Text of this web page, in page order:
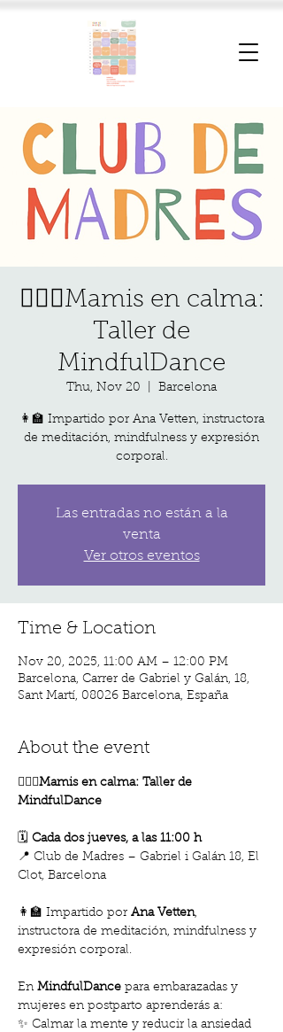
🧘🏽‍♀️Mamis en calma:
Taller de
MindfulDance
Thu, Nov 20 Barcelona
👩‍🏫 Impartido por Ana Vetten, instructora
de meditación, mindfulness y expresión
corporal.
Las entradas no están a la
venta
Ver otros eventos
Time & Location
Nov 20, 2025, 11:00 AM – 12:00 PM
Barcelona, Carrer de Gabriel y Galán, 18,
Sant Martí, 08026 Barcelona, España
About the event
🧘🏽‍♀️Mamis en calma: Taller de
MindfulDance
🗓️ Cada dos jueves, a las 11:00 h
📍 Club de Madres – Gabriel i Galán 18, El
Clot, Barcelona
👩‍🏫 Impartido por Ana Vetten,
instructora de meditación, mindfulness y
expresión corporal.
En MindfulDance para embarazadas y
mujeres en postparto aprenderás a:
✨ Calmar la mente y reducir la ansiedad